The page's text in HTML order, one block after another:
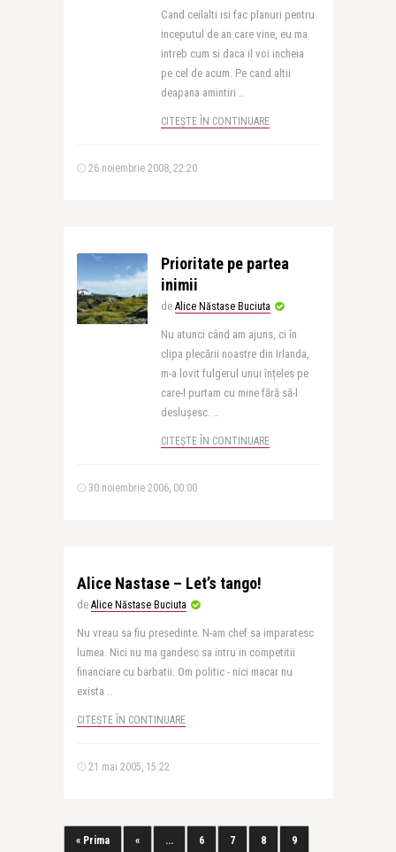
Cand ceilalti isi fac planuri pentru
inceputul de an care vine, eu ma
intreb cum si daca il voi incheia
pe cel de acum. Pe cand altii
deapana amintiri ..
CITEȘTE ÎN CONTINUARE
26 noiembrie 2008, 22:20
Prioritate pe partea
inimii
de Alice Năstase Buciuta
Nu atunci când am ajuns, ci în
clipa plecării noastre din Irlanda,
m-a lovit fulgerul unui înțeles pe
care-l purtam cu mine fără să-l
deslușesc. ..
CITEȘTE ÎN CONTINUARE
30 noiembrie 2006, 00:00
Alice Nastase – Let’s tango!
de Alice Năstase Buciuta
Nu vreau sa fiu presedinte. N-am chef sa imparatesc
lumea. Nici nu ma gandesc sa intru in competitii
financiare cu barbatii. Om politic - nici macar nu
exista ..
CITEȘTE ÎN CONTINUARE
21 mai 2005, 15:22
« Prima « ... 6 7 8 9